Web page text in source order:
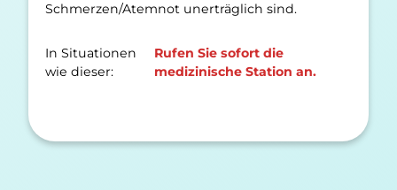
Schmerzen/Atemnot unerträglich sind.
In Situationen
wie dieser:
Rufen Sie sofort die
medizinische Station an.